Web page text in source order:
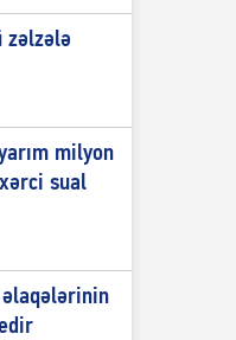
zəlzələ
milyon
sual